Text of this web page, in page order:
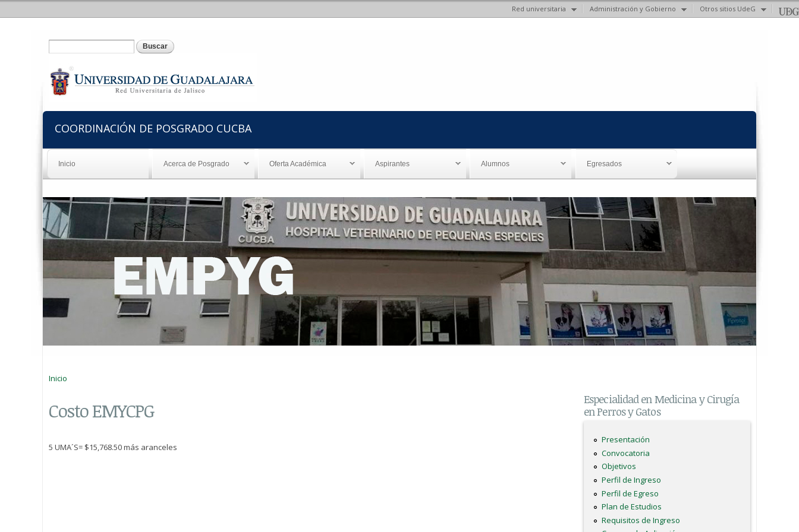
Red universitaria Administración y Gobierno Otros sitios UdeG
Formulario de búsqueda
COORDINACIÓN DE POSGRADO CUCBA
Inicio Acerca de Posgrado Oferta Académica Aspirantes Alumnos Egresados
Inicio
Costo EMYCPG
5 UMA´S= $15,768.50 más aranceles
Especialidad en Medicina y Cirugía
en Perros y Gatos
Presentación
Convocatoria
Objetivos
Perfil de Ingreso
Perfil de Egreso
Plan de Estudios
Requisitos de Ingreso